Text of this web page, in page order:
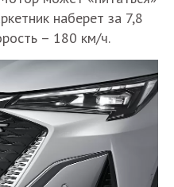
наберет за 7,8
– 180 км/ч.